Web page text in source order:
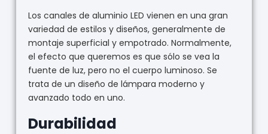
Los canales de aluminio LED vienen en una gran
variedad de estilos y diseños, generalmente de
montaje superficial y empotrado. Normalmente,
el efecto que queremos es que sólo se vea la
fuente de luz, pero no el cuerpo luminoso. Se
trata de un diseño de lámpara moderno y
avanzado todo en uno.
Durabilidad